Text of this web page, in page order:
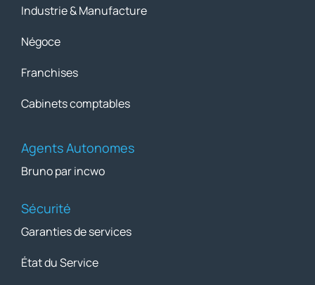
Industrie & Manufacture
Négoce
Franchises
Cabinets comptables
Agents Autonomes
Bruno par incwo
Sécurité
Garanties de services
État du Service